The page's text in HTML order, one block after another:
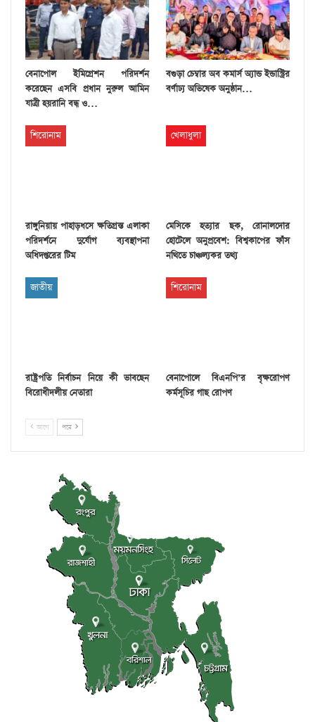
বেনাপোল ইমিগ্রেশন পরিদর্শন
করেছেন এসবি প্রধান নুরুল আমিন
যাত্রী হয়রানি বন্ধ ও…
বগুড়া চেম্বার অব কমার্স অ্যান্ড ইন্ডাস্ট্রির
বর্ণাঢ্য অভিষেক অনুষ্ঠান…
শিরোনাম
রাঙ্গুনিয়ায় পাহাড়ধসে ক্ষতিগ্রস্ত এলাকা
পরিদর্শনে দুর্যোগ ব্যবস্থাপনা
অধিদপ্তরের টিম
খেলাধুলা
মেসিকে হত্যার ছক, রোনালদোর
হোটেলে অনুপ্রবেশ: বিশ্বকাপের ফাঁস
নথিতে চাঞ্চল্যকর তথ্য
জাতীয়
রাষ্ট্রপতি নির্বাচন নিয়ে কী ভাবছেন
বিরোধীদলীয় নেতারা
শিরোনাম
বেনাপোলে বিএনপি’র বৃক্ষরোপণ
কর্মসূচির গাছ রোপণ
আগে পরে